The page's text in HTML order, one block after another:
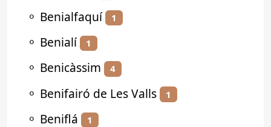
⚬ Benialfaquí 1
⚬ Benialí 1
⚬ Benicàssim 4
⚬ Benifairó de Les Valls 1
⚬ Beniflá 1